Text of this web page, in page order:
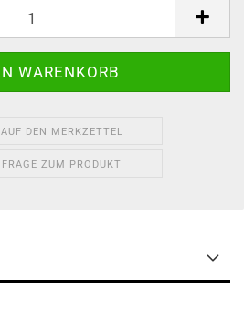
AUF DEN MERKZETTEL
FRAGE ZUM PRODUKT